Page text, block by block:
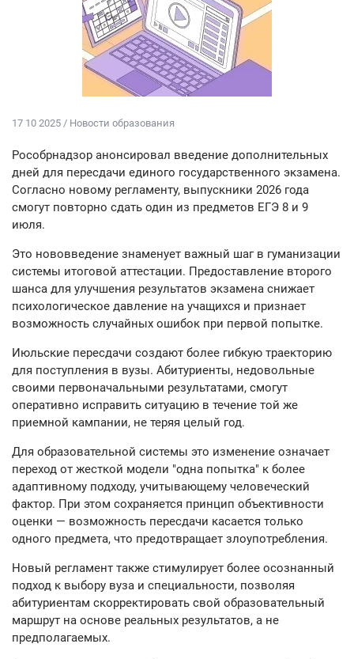
17 10 2025 / Новости образования
Рособрнадзор анонсировал введение дополнительных
дней для пересдачи единого государственного экзамена.
Согласно новому регламенту, выпускники 2026 года
смогут повторно сдать один из предметов ЕГЭ 8 и 9
июля.
Это нововведение знаменует важный шаг в гуманизации
системы итоговой аттестации. Предоставление второго
шанса для улучшения результатов экзамена снижает
психологическое давление на учащихся и признает
возможность случайных ошибок при первой попытке.
Июльские пересдачи создают более гибкую траекторию
для поступления в вузы. Абитуриенты, недовольные
своими первоначальными результатами, смогут
оперативно исправить ситуацию в течение той же
приемной кампании, не теряя целый год.
Для образовательной системы это изменение означает
переход от жесткой модели "одна попытка" к более
адаптивному подходу, учитывающему человеческий
фактор. При этом сохраняется принцип объективности
оценки — возможность пересдачи касается только
одного предмета, что предотвращает злоупотребления.
Новый регламент также стимулирует более осознанный
подход к выбору вуза и специальности, позволяя
абитуриентам скорректировать свой образовательный
маршрут на основе реальных результатов, а не
предполагаемых.